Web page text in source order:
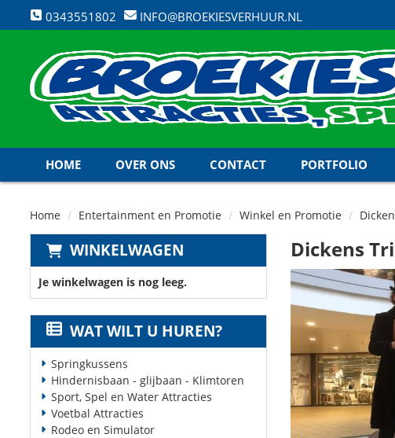
0343551802 INFO@BROEKIESVERHUUR.NL
HOME OVER ONS CONTACT PORTFOLIO
Home Entertainment en Promotie Winkel en Promotie
WINKELWAGEN
Je winkelwagen is nog leeg.
WAT WILT U HUREN?
Springkussens
Hindernisbaan - glijbaan - Klimtoren
Sport, Spel en Water Attracties
Voetbal Attracties
Rodeo en Simulator
Dickens